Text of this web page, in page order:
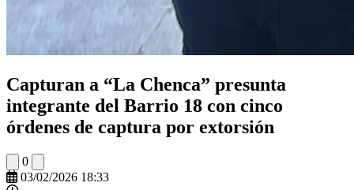
Capturan a “La Chenca” presunta
integrante del Barrio 18 con cinco
órdenes de captura por extorsión
0
03/02/2026 18:33